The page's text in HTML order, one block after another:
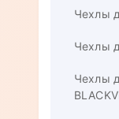
Чехлы
Чехлы
Чехлы